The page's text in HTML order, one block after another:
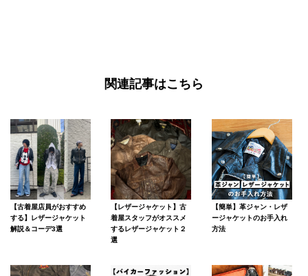
関連記事はこちら
【古着屋店員がおすすめ
する】レザージャケット
解説＆コーデ3選
【レザージャケット】古
着屋スタッフがオススメ
するレザージャケット２
選
【簡単】革ジャン・レザ
ージャケットのお手入れ
方法